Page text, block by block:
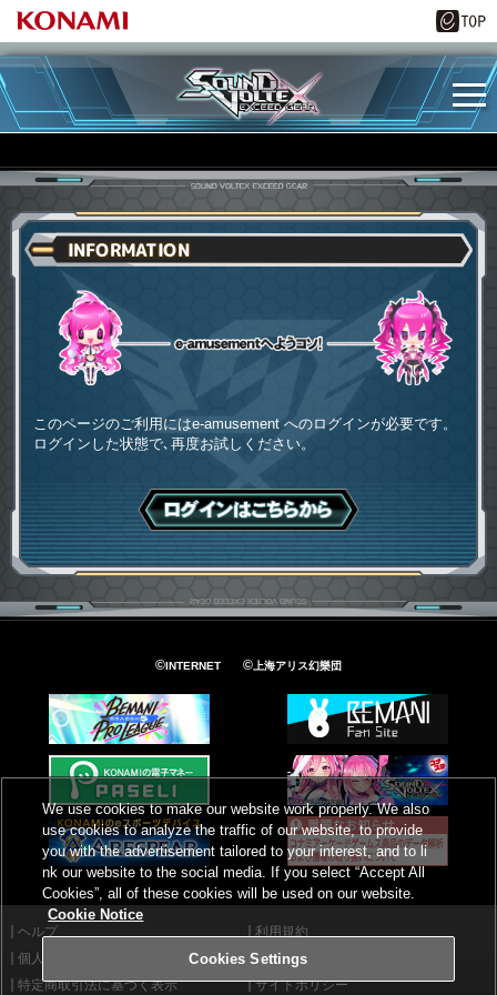
INFORMATION
このページのご利用にはe-amusement へのログインが必要です。
ログインした状態で､再度お試しください。
ログインはこちら
©INTERNET ©上海アリス幻樂団
ヘルプ
利用規約
個人情報等保護方針
外部送信について
特定商取引法に基づく表示
サイトポリシー
We use cookies to make our website work properly. We also
use cookies to analyze the traffic of our website, to provide
you with the advertisement tailored to your interest, and to li
nk our website to the social media. If you select “Accept All
Cookies”, all of these cookies will be used on our website.
Cookie Notice
Cookies Settings